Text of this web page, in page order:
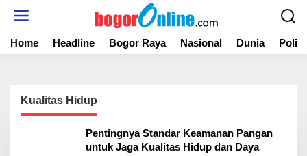
t
Home Headline Bogor Raya Nasional Dunia
Kualitas Hidup
Pentingnya Standar Keamanan Pangan
untuk Jaga Kualitas Hidup dan Daya